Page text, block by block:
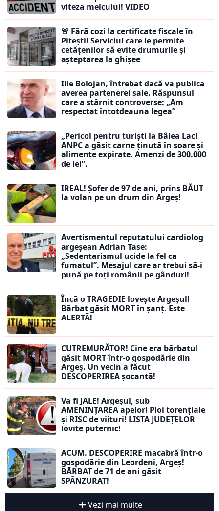
viteza melcului! VIDEO
🚨 Fără cozi la certificate fiscale în
Pitești! Serviciul care le permite
cetățenilor să evite drumurile și
așteptarea la ghișee
Ilie Bolojan, întrebat dacă va publica
averea partenerei sale. Răspunsul
care a stârnit controverse: „Am
respectat întotdeauna legea”
„Pericol pentru turiști la Bâlea Lac!
ANPC a găsit carne ținută în soare și
alimente expirate. Amenzi de 300.000
de lei”.
IREAL! Șofer de 97 de ani, prins BĂUT
la volan pe un drum din Argeș!
Avertismentul reputatului cardiolog
argeșean Adrian Tase:
„Sedentarismul ucide la fel ca
fumatul”. Mesajul care ar trebui să-i
pună pe toți românii pe gânduri!
Încă o TRAGEDIE lovește Argeșul!
Bărbat găsit MORT în șanț. Este
ALERTĂ!
CUTREMURĂTOR! Cine era bărbatul
găsit MORT într-o gospodărie din
Argeș. Un vecin a făcut
DESCOPERIREA șocantă!
Va fi JALE! Argeșul, sub
AMENINȚAREA apelor! Ploi torențiale
și RISC de viituri! LISTA JUDEȚELOR
lovite puternic!
ACUM. DESCOPERIRE macabră într-o
gospodărie din Leordeni, Argeș!
BĂRBAT de 71 de ani găsit
SPÂNZURAT!
Vezi mai multe